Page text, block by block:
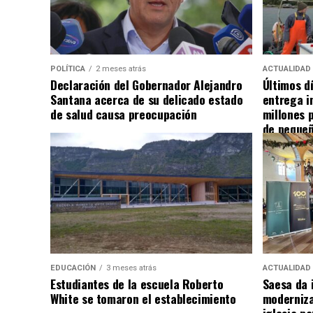
POLÍTICA 2 meses atrás
Declaración del Gobernador Alejandro
Santana acerca de su delicado estado
de salud causa preocupación
ACTUALIDAD
Últimos
entrega
millones
de
EDUCACIÓN 3 meses atrás
Estudiantes de la escuela Roberto
White se tomaron el establecimiento
ACTUALIDAD
Saesa